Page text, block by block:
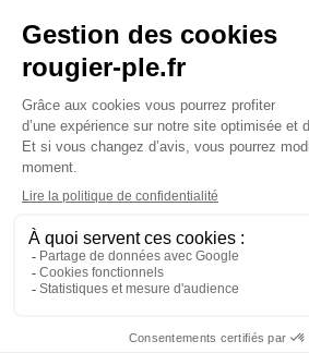
Rougier et Plé 2024 Copyright
Mentions légales
Conditions générales des ventes
Données personnelles
Paiement sécurisé